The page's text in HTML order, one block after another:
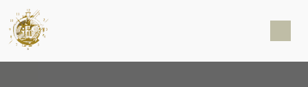
Panneau de gestion des cookies